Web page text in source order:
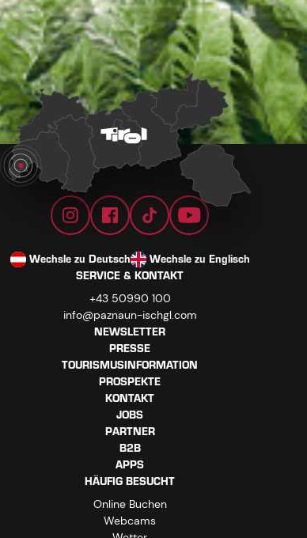
Wechsle zu Deutsch
Wechsle zu Englisch
SERVICE & KONTAKT
+43 50990 100
info@paznaun-ischgl.com
NEWSLETTER
PRESSE
TOURISMUSINFORMATION
PROSPEKTE
KONTAKT
JOBS
PARTNER
B2B
APPS
HÄUFIG BESUCHT
Online Buchen
Webcams